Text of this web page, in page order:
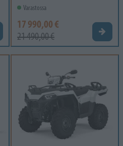
Tarjouspyyntö
Varastossa
17 990,00 €
21 490,00 €